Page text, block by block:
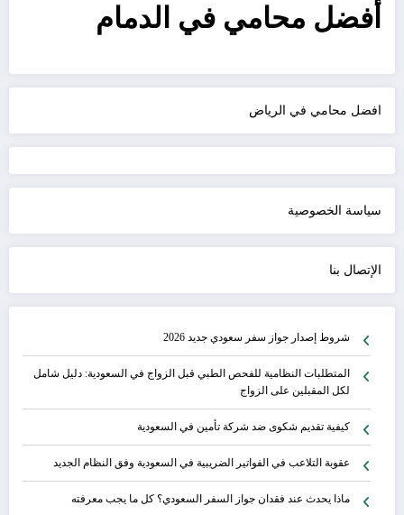
أفضل محامي في الدمام
افضل محامي في الرياض
سياسة الخصوصية
الإتصال بنا
شروط إصدار جواز سفر سعودي جديد 2026
المتطلبات النظامية للفحص الطبي قبل الزواج في السعودية: دليل شامل
لكل المقبلين على الزواج
كيفية تقديم شكوى ضد شركة تأمين في السعودية
عقوبة التلاعب في الفواتير الضريبية في السعودية وفق النظام الجديد
ماذا يحدث عند فقدان جواز السفر السعودي؟ كل ما يجب معرفته